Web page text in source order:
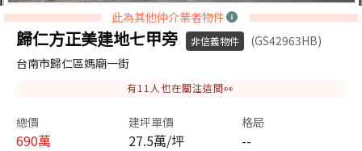
此為其他仲介業者物件
歸仁方正美建地七甲旁 非信義物件
(GS42963HB)
台南市歸仁區媽廟一街
有11 人也在關注這間👀
總價
690萬
建坪單價
27.5萬/坪
格局
--